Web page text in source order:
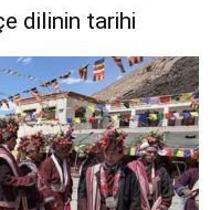
dilinin tarihi